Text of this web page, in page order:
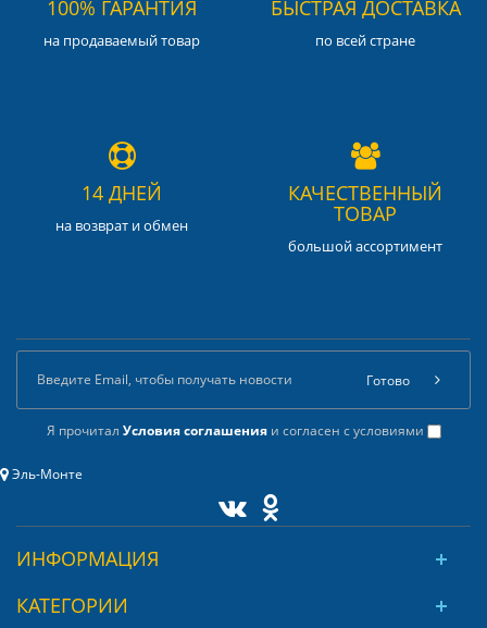
100% ГАРАНТИЯ
на продаваемый товар
БЫСТРАЯ ДОСТАВКА
по всей стране
14 ДНЕЙ
на возврат и обмен
КАЧЕСТВЕННЫЙ
ТОВАР
большой ассортимент
Я прочитал Условия соглашенияи согласен с условиями
Готово
Эль-Монте
ИНФОРМАЦИЯ
КАТЕГОРИИ